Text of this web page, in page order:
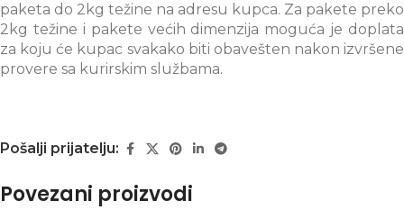
paketa do 2kg težine na adresu kupca. Za pakete preko
2kg težine i pakete većih dimenzija moguća je doplata
za koju će kupac svakako biti obavešten nakon izvršene
provere sa kurirskim službama.
Pošalji prijatelju:
Povezani proizvodi